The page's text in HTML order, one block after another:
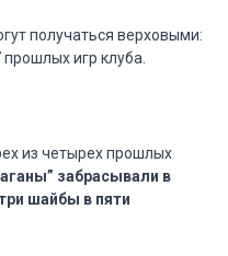
получаться верховыми:
игр клуба.
из четырех прошлых
забрасывали в
шайбы в пяти